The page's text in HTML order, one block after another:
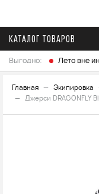
КАТАЛОГ ТОВАРОВ
Выгодно: Лето вне
Главная Экипировка
Джерси DRAGONFLY